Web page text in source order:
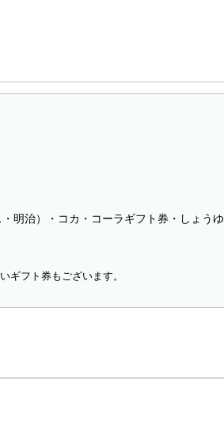
明治）・コカ・コーラギフト券・しょうゆ
ギフト券もございます。